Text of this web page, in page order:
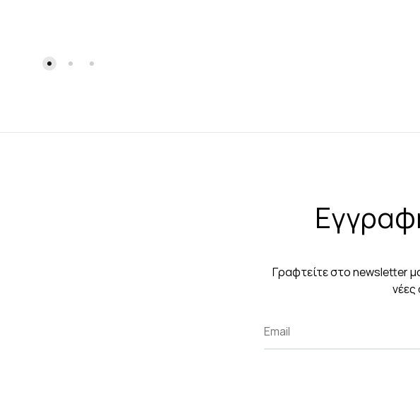
Γραφτείτε στο newsletter